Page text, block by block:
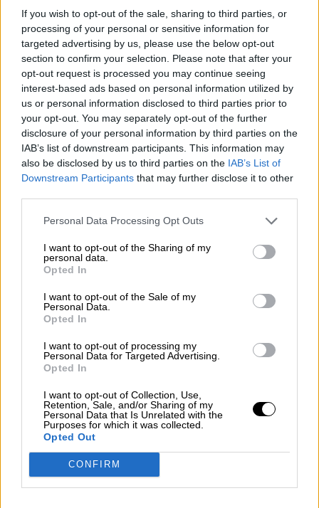
If you wish to opt-out of the sale, sharing to third parties, or
processing of your personal or sensitive information for
targeted advertising by us, please use the below opt-out
section to confirm your selection. Please note that after your
opt-out request is processed you may continue seeing
interest-based ads based on personal information utilized by
us or personal information disclosed to third parties prior to
your opt-out. You may separately opt-out of the further
disclosure of your personal information by third parties on the
IAB’s list of downstream participants. This information may
also be disclosed by us to third parties on the IAB’s List of
Downstream Participants that may further disclose it to other
Personal Data Processing Opt Outs
I want to opt-out of the Sharing of my
personal data.
Opted In
I want to opt-out of the Sale of my
Personal Data.
Opted In
I want to opt-out of processing my
Personal Data for Targeted Advertising.
Opted In
I want to opt-out of Collection, Use,
Retention, Sale, and/or Sharing of my
Personal Data that Is Unrelated with the
Purposes for which it was collected.
Opted Out
CONFIRM
Emmanuel Macron
Macron aumenta el salario mínimo
para calmar a los "chalecos amarillos"
PorLourdes Chico
Más artículos de este autor
martes, 11 de diciembre de 2018
El movimiento de los chalecos
amarillos ha derribado de un soplo el
castillo en el aire macroniano
Ignacio Ruiz
Más artículos de este autor